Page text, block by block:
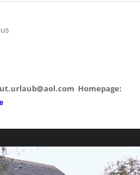
Homepage: